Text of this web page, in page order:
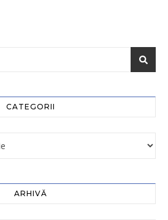
CATEGORII
ARHIVĂ